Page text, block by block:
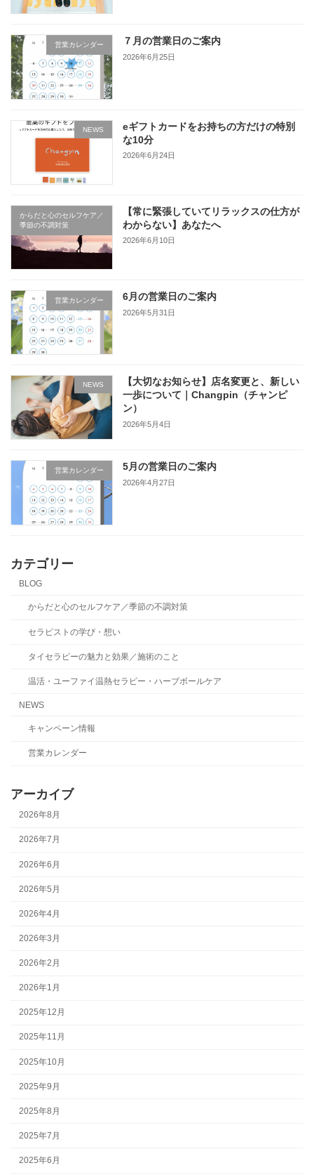
営業カレンダー ７月の営業日のご案内
2026年6月25日
NEWS
eギフトカードをお持ちの方だけの特別
な10分
2026年6月24日
からだと心のセルフケア／
季節の不調対策
【常に緊張していてリラックスの仕方が
わからない】あなたへ
2026年6月10日
営業カレンダー 6月の営業日のご案内
2026年5月31日
NEWS
【大切なお知らせ】店名変更と、新しい
一歩について｜Changpin（チャンピ
ン）
2026年5月4日
営業カレンダー 5月の営業日のご案内
2026年4月27日
カテゴリー
BLOG
からだと心のセルフケア／季節の不調対策
セラピストの学び・想い
タイセラピーの魅力と効果／施術のこと
温活・ユーファイ温熱セラピー・ハーブボールケア
NEWS
キャンペーン情報
営業カレンダー
アーカイブ
2026年8月
2026年7月
2026年6月
2026年5月
2026年4月
2026年3月
2026年2月
2026年1月
2025年12月
2025年11月
2025年10月
2025年9月
2025年8月
2025年7月
2025年6月